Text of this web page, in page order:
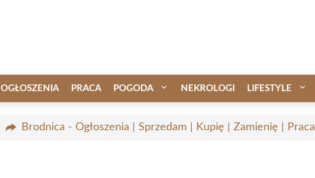
OGŁOSZENIA PRACA POGODA NEKROLOGI LIFESTYLE
Brodnica - Ogłoszenia | Sprzedam | Kupię | Zamienię | Praca